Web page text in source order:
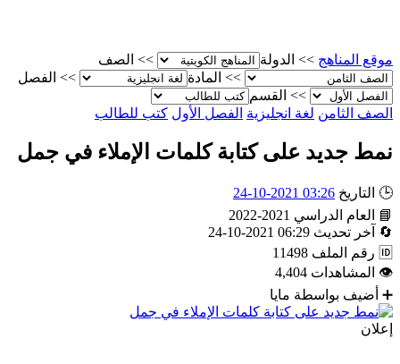
موقع المناهج >> الدولة >>
الصف
>>
المادة >>
الفصل
>>
القسم
الصف الثامن لغة انجليزية الفصل الأول كتب للطالب
نمط جديد على كتابة كلمات الإملاء في جمل
🕒 التاريخ 03:26 2021-10-24
📘
العام الدراسي 2021-2022
🔄
آخر تحديث 06:29 2021-10-24
🆔 رقم الملف 11498
👁
المشاهدات 4,404
➕
أضيف بواسطة مايا
إعلان